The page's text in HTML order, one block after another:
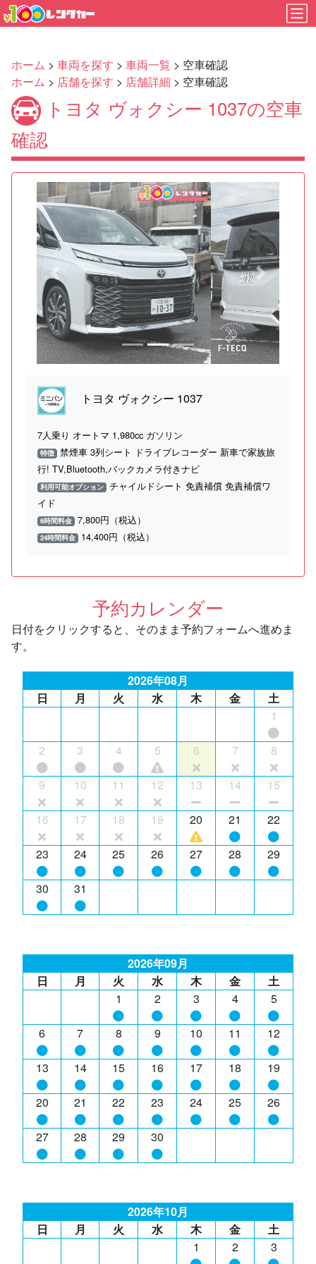
ホーム > 車両を探す > 車両一覧 > 空車確認
ホーム > 店舗を探す > 店舗詳細 > 空車確認
トヨタ ヴォクシー 1037の空車
確認
Previous Next
トヨタ ヴォクシー 1037
7人乗り オートマ 1,980cc ガソリン
特徴 禁煙車 3列シート ドライブレコーダー 新車で家族旅
行! TV,Bluetooth,バックカメラ付きナビ
利用可能オプション チャイルドシート 免責補償 免責補償ワ
イド
6時間料金 7,800円（税込）
24時間料金 14,400円（税込）
予約カレンダー
日付をクリックすると、そのまま予約フォームへ進めま
す。
2026年08月
日
月 火 水 木 金
土
1
2 3 4 5 6 7 8
9 10 11 12 13 14 15
16 17 18 19 20 21 22
23 24 25 26 27 28 29
30 31
2026年09月
日
月 火 水 木 金
土
1
2 3 4 5
6 7 8 9 10 11 12
13 14 15 16 17 18 19
20 21 22 23 24 25 26
27 28 29 30
2026年10月
日
月 火 水 木 金
土
1
2 3